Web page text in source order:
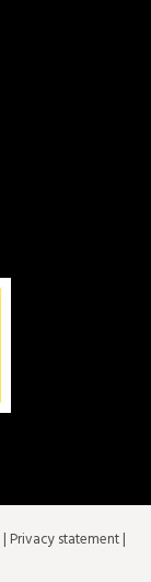
| Privacy statement|